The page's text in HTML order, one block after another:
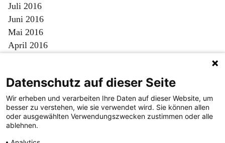
Juli 2016
Juni 2016
Mai 2016
April 2016
Januar 2016
Dezember 2015
November 2015
Oktober 2015
Datenschutz auf dieser Seite
Wir erheben und verarbeiten Ihre Daten auf dieser Website, um
besser zu verstehen, wie sie verwendet wird. Sie können allen
oder ausgewählten Verwendungszwecken zustimmen oder alle
ablehnen.